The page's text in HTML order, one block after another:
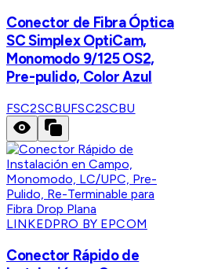
Conector de Fibra Óptica
SC Simplex OptiCam,
Monomodo 9/125 OS2,
Pre-pulido, Color Azul
FSC2SCBUFSC2SCBU
LINKEDPRO BY EPCOM
Conector Rápido de